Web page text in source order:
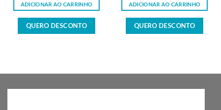
ADICIONAR AO CARRINHO
QUERO DESCONTO
ADICIONAR AO CARRINHO
QUERO DESCONTO